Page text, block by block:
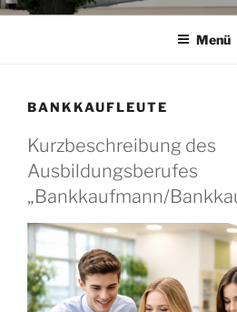
Menü
BANKKAUFLEUTE
Kurzbeschreibung des
Ausbildungsberufes
„Bankkaufmann/